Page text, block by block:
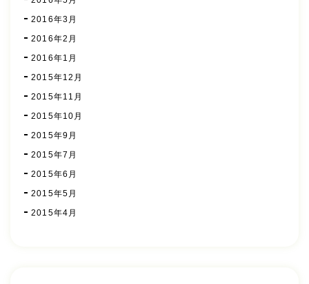
2016年3月
2016年2月
2016年1月
2015年12月
2015年11月
2015年10月
2015年9月
2015年7月
2015年6月
2015年5月
2015年4月